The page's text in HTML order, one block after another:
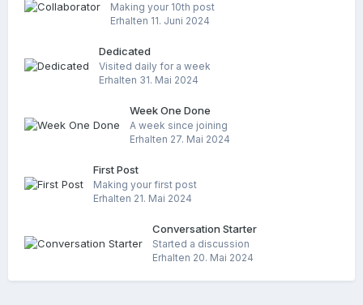
Making your 10th post
Erhalten 11. Juni 2024
Dedicated
Visited daily for a week
Erhalten 31. Mai 2024
Week One Done
A week since joining
Erhalten 27. Mai 2024
First Post
Making your first post
Erhalten 21. Mai 2024
Conversation Starter
Started a discussion
Erhalten 20. Mai 2024